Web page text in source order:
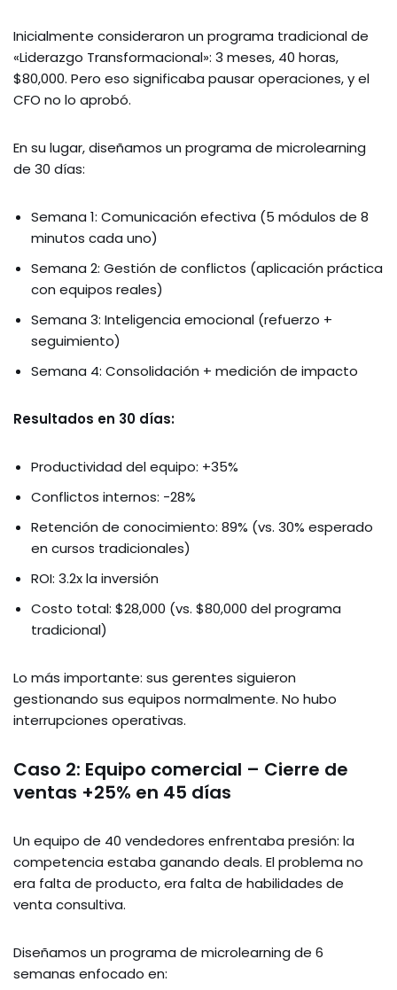
Inicialmente consideraron un programa tradicional de
«Liderazgo Transformacional»: 3 meses, 40 horas,
$80,000. Pero eso significaba pausar operaciones, y el
CFO no lo aprobó.
En su lugar, diseñamos un programa de microlearning
de 30 días:
Semana 1: Comunicación efectiva (5 módulos de 8
minutos cada uno)
Semana 2: Gestión de conflictos (aplicación práctica
con equipos reales)
Semana 3: Inteligencia emocional (refuerzo +
seguimiento)
Semana 4: Consolidación + medición de impacto
Resultados en 30 días:
Productividad del equipo: +35%
Conflictos internos: -28%
Retención de conocimiento: 89% (vs. 30% esperado
en cursos tradicionales)
ROI: 3.2x la inversión
Costo total: $28,000 (vs. $80,000 del programa
tradicional)
Lo más importante: sus gerentes siguieron
gestionando sus equipos normalmente. No hubo
interrupciones operativas.
Caso 2: Equipo comercial – Cierre de
ventas +25% en 45 días
Un equipo de 40 vendedores enfrentaba presión: la
competencia estaba ganando deals. El problema no
era falta de producto, era falta de habilidades de
venta consultiva.
Diseñamos un programa de microlearning de 6
semanas enfocado en: